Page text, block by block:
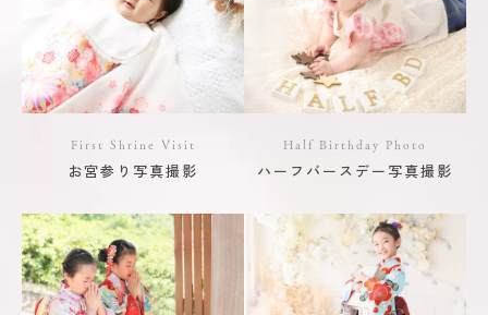
First Shrine Visit
お宮参り写真撮影
Half Birthday Photo
ハーフバースデー写真撮影